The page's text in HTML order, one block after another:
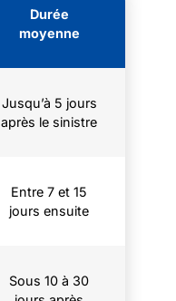
Durée
moyenne
Jusqu’à 5 jours
après le sinistre
Entre 7 et 15
jours ensuite
Sous 10 à 30